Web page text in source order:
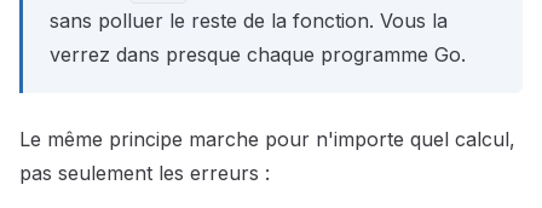
sans polluer le reste de la fonction. Vous la
verrez dans presque chaque programme Go.
Le même principe marche pour n'importe quel calcul,
pas seulement les erreurs :